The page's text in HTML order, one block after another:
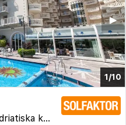
1/10
▶︎
Milano Marittima, Ravenna, Adriatiska kusten, Italien